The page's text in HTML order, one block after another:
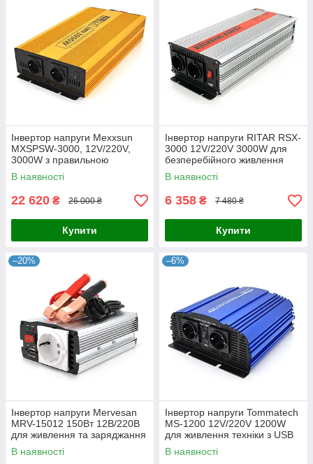
Інвертор напруги Mexxsun
MXSPSW-3000, 12V/220V,
3000W з правильною
синусоїдою, 2 Shuko, клемні
дроти, Q2
В наявності
22 620 ₴ 26 000 ₴
Купити
Інвертор напруги RITAR RSX-
3000 12V/220V 3000W для
безперебійного живлення
приватного будинку та дачі
В наявності
6 358 ₴ 7 480 ₴
Купити
–20%
Інвертор напруги Mervesan
MRV-15012 150Вт 12В/220В
для живлення та заряджання
аудіо і відеотехніки з USB,
клемами та крокодилами
В наявності
–6%
Інвертор напруги Tommatech
MS-1200 12V/220V 1200W
для живлення техніки з USB
портом, захистом від
перевантаження та 2
В наявності